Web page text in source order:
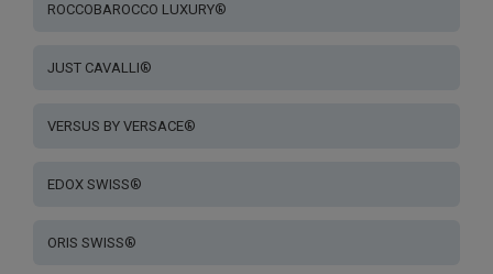
ROCCOBAROCCO LUXURY®
JUST CAVALLI®
VERSUS BY VERSACE®
EDOX SWISS®
ORIS SWISS®